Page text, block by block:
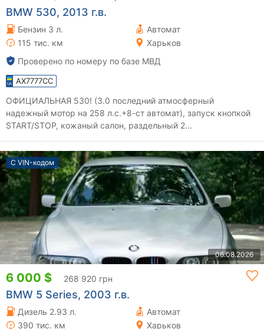
BMW 530, 2013 г.в.
Бензин 3 л.
Автомат
115 тис. км
Харьков
Проверено по номеру по базе МВД
AX7777CC
ОФИЦИАЛЬНАЯ 530! (3.0 последний атмосферный
надежный мотор на 258 л.с.+8-ст автомат), запуск кнопкой
START/STOP, кожаный салон, раздельный 2...
С VIN-кодом
06.08.2026
6 000 $ 268 920 грн
BMW 5 Series, 2003 г.в.
Дизель 2.93 л.
Автомат
390 тис. км
Харьков